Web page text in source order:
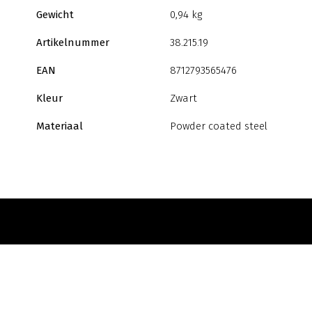
Gewicht 0,94 kg
Artikelnummer 38.215.19
EAN 8712793565476
Kleur Zwart
Materiaal Powder coated steel